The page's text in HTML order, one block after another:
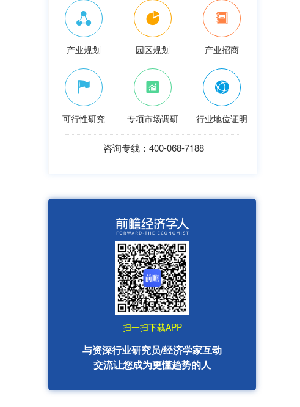
产业规划 园区规划 产业招商
可行性研究 专项市场调研 行业地位证明
咨询专线：400-068-7188
扫一扫下载APP
与资深行业研究员/经济学家互动
交流让您成为更懂趋势的人